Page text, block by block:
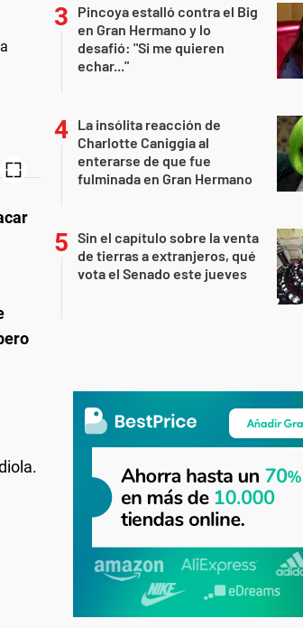
Pincoya estalló contra el Big
en Gran Hermano y lo
desafió: "Si me quieren
echar..."
La insólita reacción de
Charlotte Caniggia al
enterarse de que fue
fulminada en Gran Hermano
Sin el capítulo sobre la venta
de tierras a extranjeros, qué
vota el Senado este jueves